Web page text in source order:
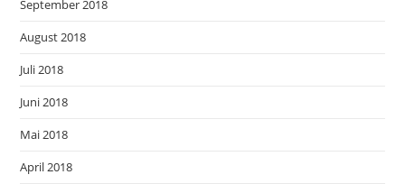
September 2018
August 2018
Juli 2018
Juni 2018
Mai 2018
April 2018